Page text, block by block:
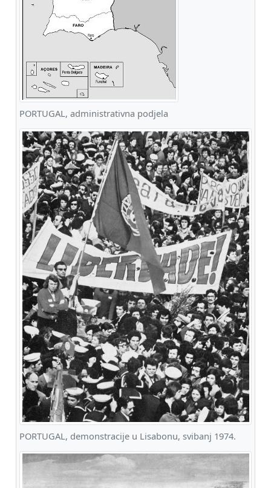
PORTUGAL, administrativna podjela
PORTUGAL, demonstracije u Lisabonu, svibanj 1974.